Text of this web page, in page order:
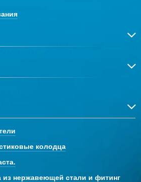
колодца
из нержавеющей стали и фитинг